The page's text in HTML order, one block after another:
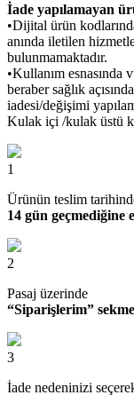
İade yapılamayan
•Dijital ürün
anında iletilen
bulunmamaktadır.
•Kullanım
beraber sağlık
iadesi/değişimi
Kulak içi /kulak üstü
1
Ürünün teslim
14 gün geçmediğine
2
Pasaj üzerinde
“Siparişlerim”
3
İade nedeninizi